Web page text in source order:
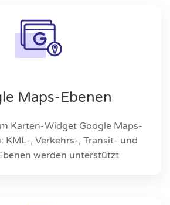
Maps-Ebenen
Karten-Widget Google Maps-
KML-, Verkehrs-, Transit- und
werden unterstützt